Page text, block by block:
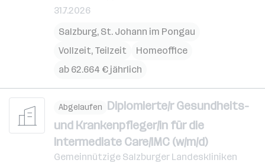
31.7.2026
Salzburg, St. Johann im Pongau
Vollzeit, Teilzeit
Homeoffice
ab 62.664 € jährlich
Abgelaufen Diplomierte/r Gesundheits-
und Krankenpfleger/in für die
Intermediate Care/IMC (w/m/d)
Gemeinnützige Salzburger Landeskliniken